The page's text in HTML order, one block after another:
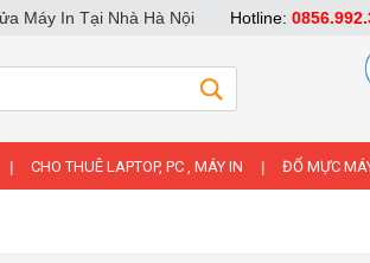
CHO THUÊ LAPTOP, PC , MÁY IN ĐỔ MỰC
Máy In Tại Nhà Hà Nội Hotline: